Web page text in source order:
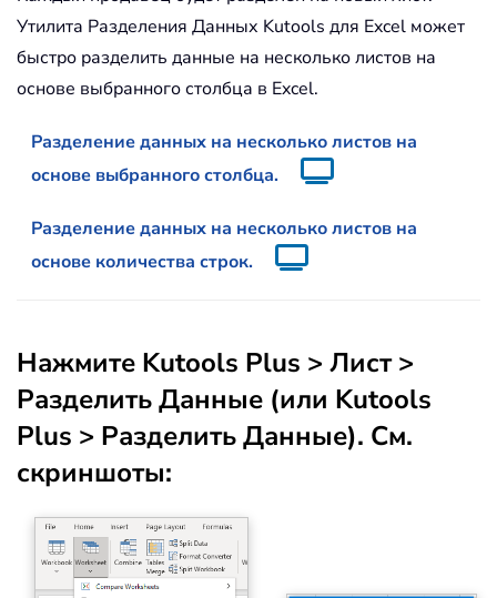
Утилита Разделения Данных Kutools для Excel может
быстро разделить данные на несколько листов на
основе выбранного столбца в Excel.
Разделение данных на несколько листов на
основе выбранного столбца.
Разделение данных на несколько листов на
основе количества строк.
Нажмите Kutools Plus > Лист>
Разделить Данные (или Kutools
Plus > Разделить Данные). См.
скриншоты: